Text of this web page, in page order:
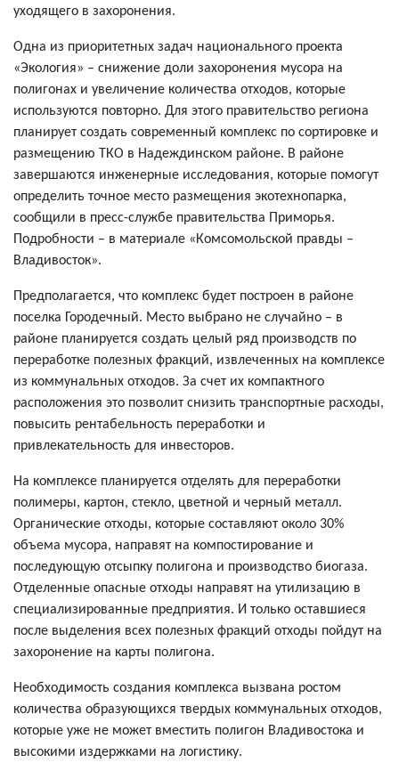
уходящего в захоронения.
Одна из приоритетных задач национального проекта
«Экология» – снижение доли захоронения мусора на
полигонах и увеличение количества отходов, которые
используются повторно. Для этого правительство региона
планирует создать современный комплекс по сортировке и
размещению ТКО в Надеждинском районе. В районе
завершаются инженерные исследования, которые помогут
определить точное место размещения экотехнопарка,
сообщили в пресс-службе правительства Приморья.
Подробности – в материале «Комсомольской правды –
Владивосток».
Предполагается, что комплекс будет построен в районе
поселка Городечный. Место выбрано не случайно – в
районе планируется создать целый ряд производств по
переработке полезных фракций, извлеченных на комплексе
из коммунальных отходов. За счет их компактного
расположения это позволит снизить транспортные расходы,
повысить рентабельность переработки и
привлекательность для инвесторов.
На комплексе планируется отделять для переработки
полимеры, картон, стекло, цветной и черный металл.
Органические отходы, которые составляют около 30%
объема мусора, направят на компостирование и
последующую отсыпку полигона и производство биогаза.
Отделенные опасные отходы направят на утилизацию в
специализированные предприятия. И только оставшиеся
после выделения всех полезных фракций отходы пойдут на
захоронение на карты полигона.
Необходимость создания комплекса вызвана ростом
количества образующихся твердых коммунальных отходов,
которые уже не может вместить полигон Владивостока и
высокими издержками на логистику.